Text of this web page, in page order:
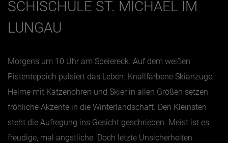
BEITRÄGE NACH MONAT
Jänner
Februar
März
April
Mai
SCHISCHULE ST. MICHAEL IM
LUNGAU
Morgens um 10 Uhr am Speiereck. Auf dem weißen
Pistenteppich pulsiert das Leben. Knallfarbene Skianzüge,
Helme mit Katzenohren und Skier in allen Größen setzen
fröhliche Akzente in die Winterlandschaft. Den Kleinsten
steht die Aufregung ins Gesicht geschrieben. Meist ist es
freudige, mal ängstliche. Doch letzte Unsicherheiten